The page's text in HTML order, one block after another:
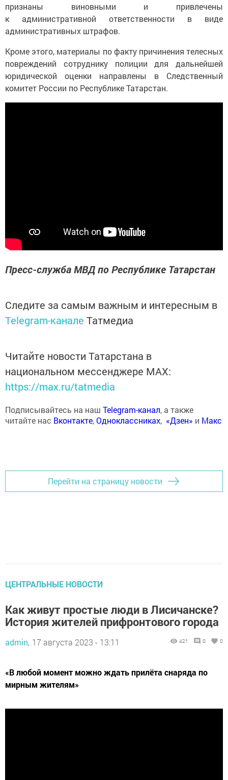
признаны виновными и привлечены
к административной ответственности в виде
административных штрафов.
Кроме этого, материалы по факту причинения телесных
повреждений сотруднику полиции для дальнейшей
юридической оценки направлены в Следственный
комитет России по Республике Татарстан.
Пресс-служба МВД по Республике Татарстан
Следите за самым важным и интересным в
Telegram-канале Татмедиа
Читайте новости Татарстана в
национальном мессенджере MАХ:
https://max.ru/tatmedia
Подписывайтесь на наш Telegram-канал, а также
читайте нас Вконтакте,Одноклассниках, «Дзен» и Макс
Перейти на страницу новости
ЦЕНТРАЛЬНЫЕ НОВОСТИ
Как живут простые люди в Лисичанске?
История жителей прифронтового города
admin, 17 августа 2023 - 13:11 421 0 0
«В любой момент можно ждать прилёта снаряда по
мирным жителям»